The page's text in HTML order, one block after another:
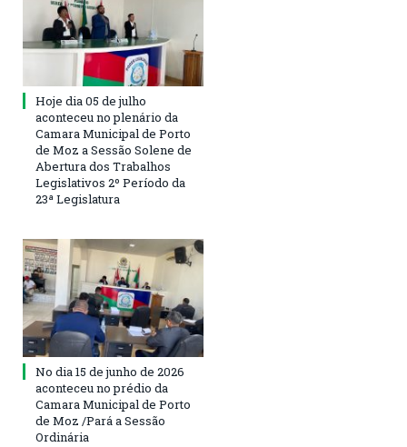
Hoje dia 05 de julho
aconteceu no plenário da
Camara Municipal de Porto
de Moz a Sessão Solene de
Abertura dos Trabalhos
Legislativos 2º Período da
23ª Legislatura
No dia 15 de junho de 2026
aconteceu no prédio da
Camara Municipal de Porto
de Moz /Pará a Sessão
Ordinária